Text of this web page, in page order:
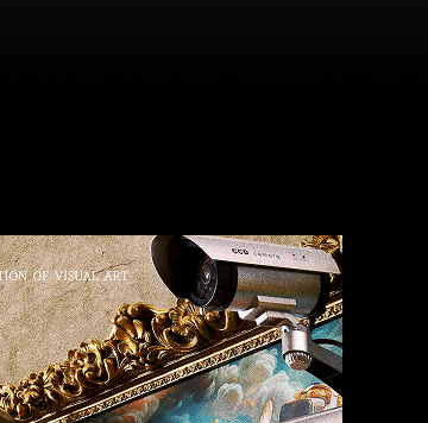
ПОЛНЫЙ ЦИКЛ
БЕЗ ЛИШНИХ
ЗАБОТ